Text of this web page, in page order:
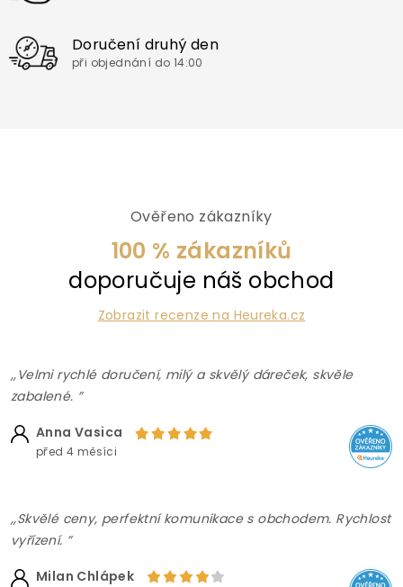
Doručení druhý den
při objednání do 14:00
Ověřeno zákazníky
100 % zákazníků
doporučuje náš obchod
Zobrazit recenze na Heureka.cz
,,Velmi rychlé doručení, milý a skvělý dáreček, skvěle
zabalené. ”
Anna Vasica
před 4 měsíci
,,Skvělé ceny, perfektní komunikace s obchodem. Rychlost
vyřízení. ”
Milan Chlápek